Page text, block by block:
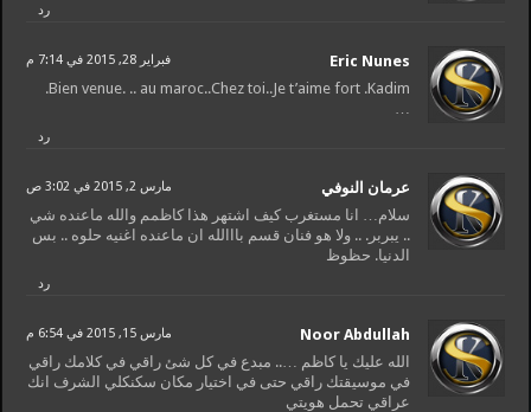
رد
Eric Nunes فبراير 28, 2015 في 7:14 م
Bien venue. .. au maroc..Chez toi..Je t’aime fort .Kadim.
رد
عرمان النوفي مارس 2, 2015 في 3:02 ص
سلام… انا مستغرب كيف اشتهر هذا كاظمم والله ماعنده شي
.. يبربر. .. ولا هو فنان قسم بااالله ان ماعنده اغنيه حلوه .. بس
الدنيا. حظوظ
رد
Noor Abdullah مارس 15, 2015 في 6:54 م
الله عليك يا كاظم ….. مبدع في كل شئ راقي في كلامك راقي
في موسيقتك راقي حتی في اختيار مكان سكنكلي الشرف انك
عراقي تحمل هويتي